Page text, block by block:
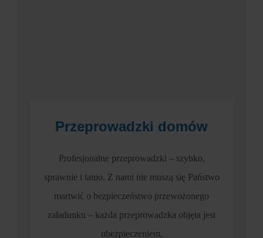
Przeprowadzki domów
Profesjonalne przeprowadzki – szybko,
sprawnie i tanio. Z nami nie muszą się Państwo
martwić o bezpieczeństwo przewożonego
załadunku – każda przeprowadzka objęta jest
ubezpieczeniem.